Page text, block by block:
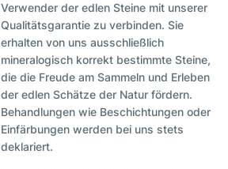
Verwender der edlen Steine mit unserer
Qualitätsgarantie zu verbinden. Sie
erhalten von uns ausschließlich
mineralogisch korrekt bestimmte Steine,
die die Freude am Sammeln und Erleben
der edlen Schätze der Natur fördern.
Behandlungen wie Beschichtungen oder
Einfärbungen werden bei uns stets
deklariert.